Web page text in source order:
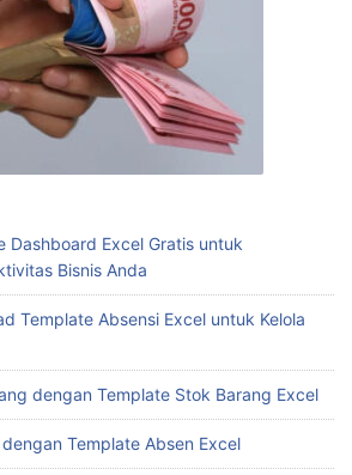
Dashboard Excel Gratis untuk
Bisnis Anda
Template Absensi Excel untuk Kelola
dengan Template Stok Barang Excel
Template Absen Excel